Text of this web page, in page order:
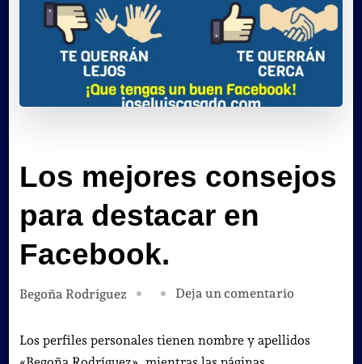
Los mejores consejos
para destacar en
Facebook.
Begoña Rodríguez Deja un comentarioen
mejores
Los perfiles personales tienen nombre y apellidos